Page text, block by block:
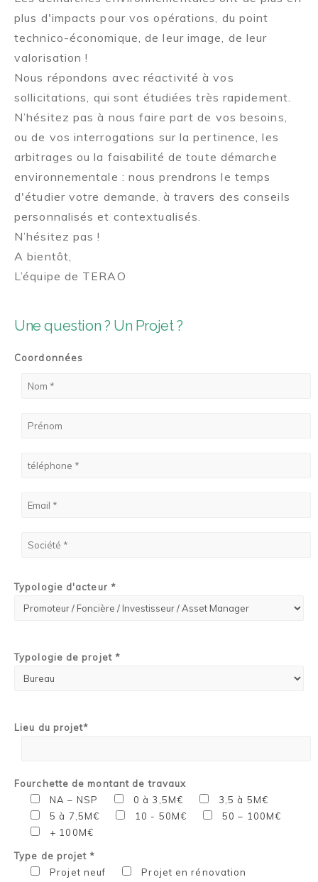
Une question ? Un Projet ?
Coordonnées
Typologie d'acteur *
Typologie de projet *
Lieu du projet*
Fourchette de montant de travaux
NA – NSP
0 à 3,5M€
3,5 à 5M€
5 à 7,5M€
10 - 50M€
50 – 100M€
+ 100M€
Type de projet *
Projet neuf
Projet en rénovation
plus d'impacts pour vos opérations, du point
technico-économique, de leur image, de leur
valorisation !
Nous répondons avec réactivité à vos
sollicitations, qui sont étudiées très rapidement.
N’hésitez pas à nous faire part de vos besoins,
ou de vos interrogations sur la pertinence, les
arbitrages ou la faisabilité de toute démarche
environnementale : nous prendrons le temps
d'étudier votre demande, à travers des conseils
personnalisés et contextualisés.
N’hésitez pas !
A bientôt,
L’équipe de TERAO